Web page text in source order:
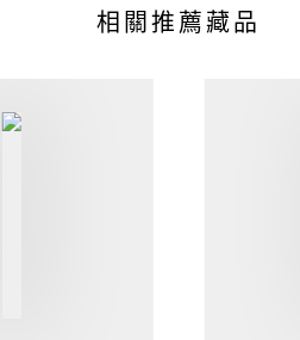
相關推薦藏品